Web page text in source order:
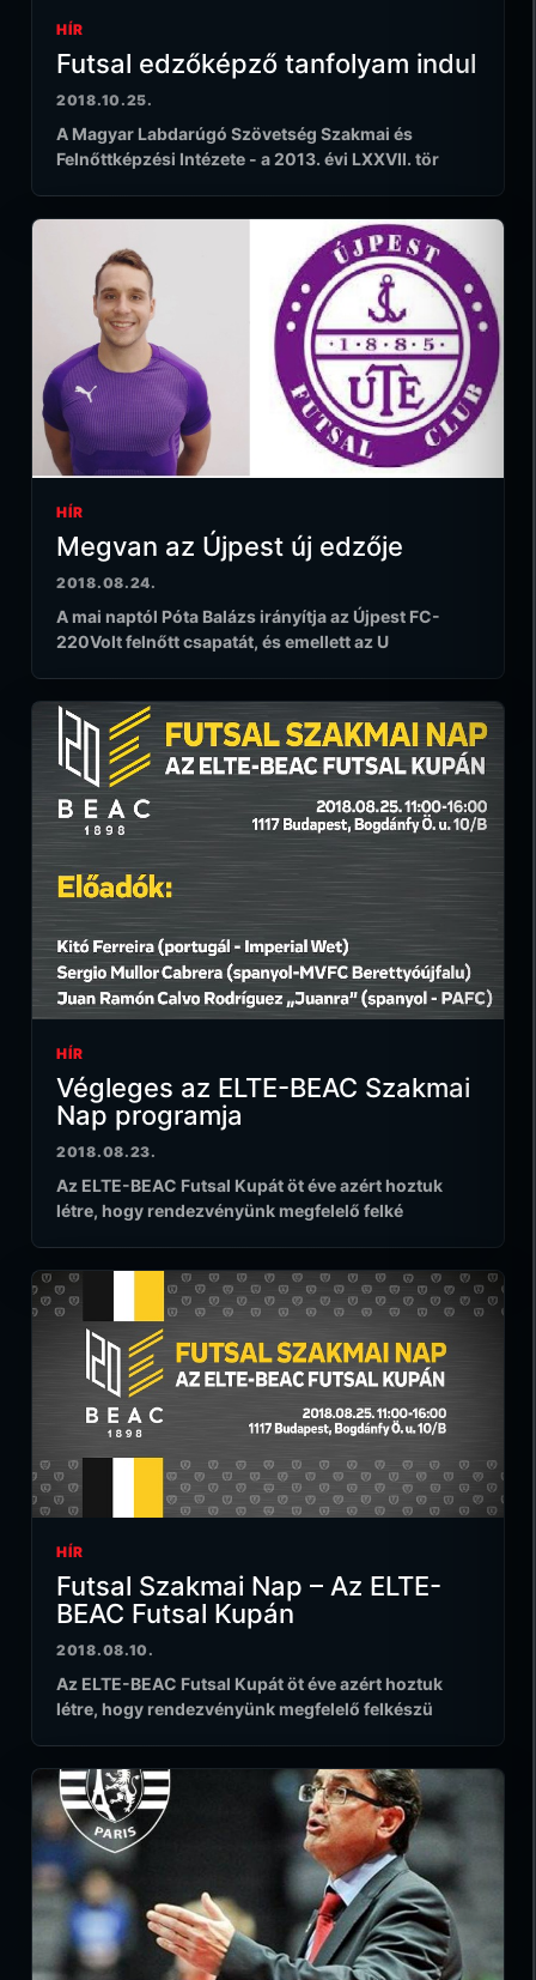
HÍR
Futsal edzőképző tanfolyam indul
2018.10.25.
A Magyar Labdarúgó Szövetség Szakmai és
Felnőttképzési Intézete - a 2013. évi LXXVII. tör
HÍR
Megvan az Újpest új edzője
2018.08.24.
A mai naptól Póta Balázs irányítja az Újpest FC-
220Volt felnőtt csapatát, és emellett az U
HÍR
Végleges az ELTE-BEAC Szakmai
Nap programja
2018.08.23.
Az ELTE-BEAC Futsal Kupát öt éve azért hoztuk
létre, hogy rendezvényünk megfelelő felké
HÍR
Futsal Szakmai Nap – Az ELTE-
BEAC Futsal Kupán
2018.08.10.
Az ELTE-BEAC Futsal Kupát öt éve azért hoztuk
létre, hogy rendezvényünk megfelelő felkészü